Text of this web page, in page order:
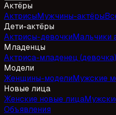
Актёры
АктрисыМужчины-актёры
Дети-актёры
Актрисы-девочкиМальчики
Младенцы
Актриса-младенец (девочка)
Модели
Женщины-моделиМужские
Новые лица
Женские новые лица
Объявления